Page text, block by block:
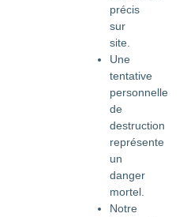
précis
sur
site.
Une
tentative
personnelle
de
destruction
représente
un
danger
mortel.
Notre